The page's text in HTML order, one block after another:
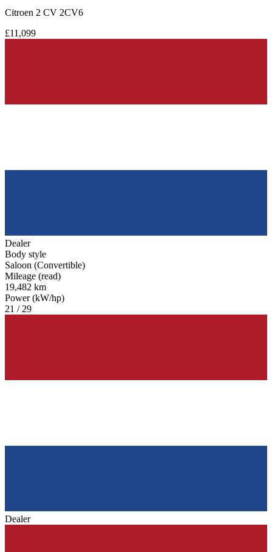
Citroen 2 CV 2CV6
£11,099
Dealer
Body style
Saloon (Convertible)
Mileage (read)
19,482 km
Power (kW/hp)
21 / 29
Dealer